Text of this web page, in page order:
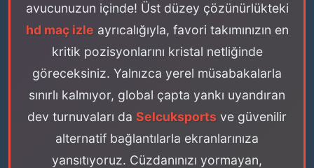
avucunuzun içinde! Üst düzey çözünürlükteki
hd maç izle ayrıcalığıyla, favori takımınızın en
kritik pozisyonlarını kristal netliğinde
göreceksiniz. Yalnızca yerel müsabakalarla
sınırlı kalmıyor, global çapta yankı uyandıran
dev turnuvaları da Selcuksports ve güvenilir
alternatif bağlantılarla ekranlarınıza
yansıtıyoruz. Cüzdanınızı yormayan,